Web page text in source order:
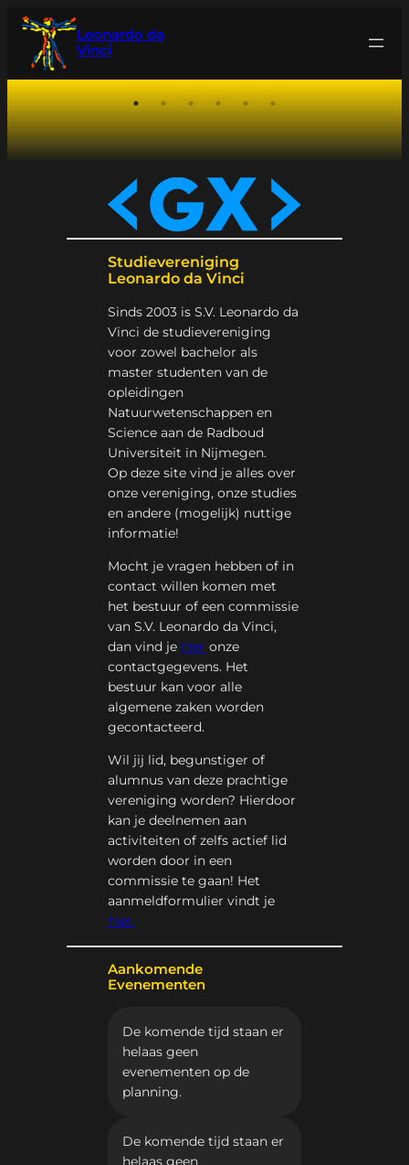
Ga
naar
inhoud
Leonardo da
Vinci
Studievereniging
Leonardo da Vinci
Sinds 2003 is S.V. Leonardo da
Vinci de studievereniging
voor zowel bachelor als
master studenten van de
opleidingen
Natuurwetenschappen en
Science aan de Radboud
Universiteit in Nijmegen.
Op deze site vind je alles over
onze vereniging, onze studies
en andere (mogelijk) nuttige
informatie!
Mocht je vragen hebben of in
contact willen komen met
het bestuur of een commissie
van S.V. Leonardo da Vinci,
dan vind je hier onze
contactgegevens. Het
bestuur kan voor alle
algemene zaken worden
gecontacteerd.
Wil jij lid, begunstiger of
alumnus van deze prachtige
vereniging worden? Hierdoor
kan je deelnemen aan
activiteiten of zelfs actief lid
worden door in een
commissie te gaan! Het
aanmeldformulier vindt je
hier.
Aankomende
Evenementen
De komende tijd staan er
helaas geen
evenementen op de
planning.
De komende tijd staan er
helaas geen